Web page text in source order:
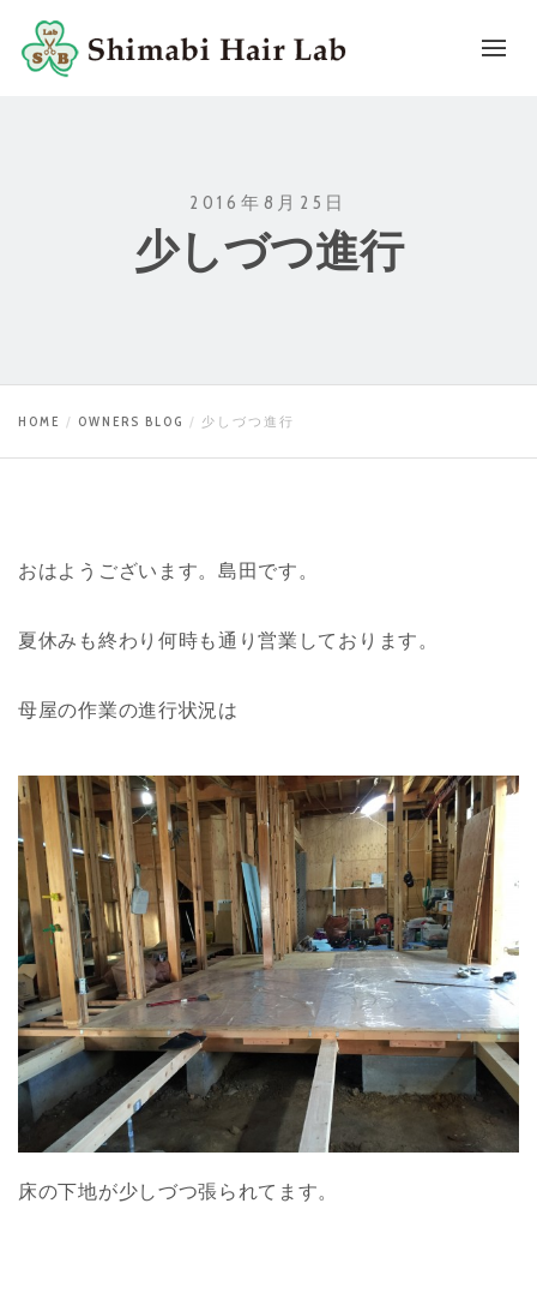
2016年8月25日
少しづつ進行
HOME OWNERS BLOG 少しづつ進行
おはようございます。島田です。
夏休みも終わり何時も通り営業しております。
母屋の作業の進行状況は
床の下地が少しづつ張られてます。